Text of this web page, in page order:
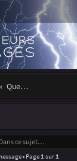
Questions & suggestions
• Page 1 sur 1